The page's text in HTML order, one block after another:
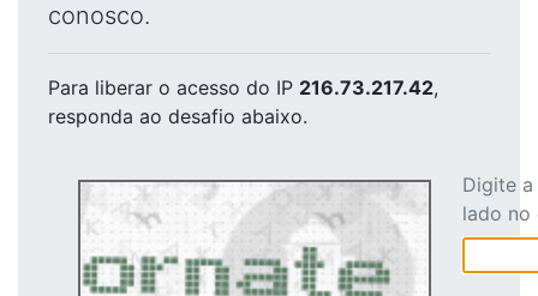
conosco.
Para liberar o acesso do IP 216.73.217.42,
responda ao desafio abaixo.
Digite
lado no